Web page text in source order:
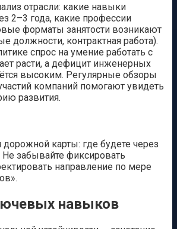
отрасли: какие навыки
2–3 года, какие профессии
форматы занятости возникают
должности, контрактная работа).
спрос на умение работать с
расти, а дефицит инженерных
высоким. Регулярные обзоры
компаний помогают увидеть
развития.
дорожной карты: где будете через
Не забывайте фиксировать
направление по мере
навыков